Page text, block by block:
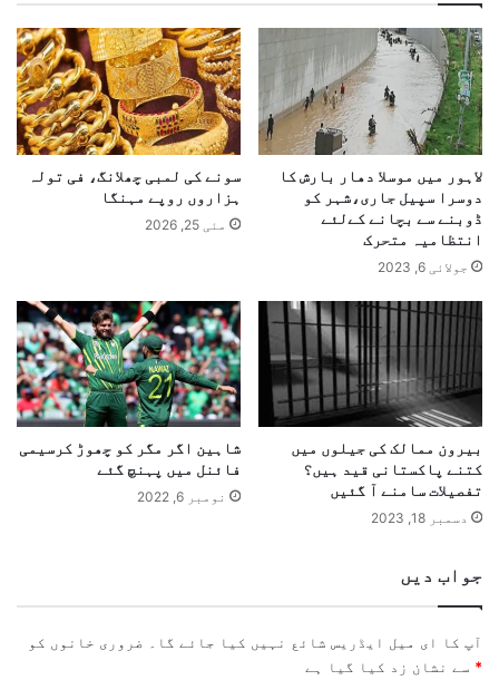
لاہور میں موسلا دھار بارش کا
دوسرا سپیل جاری،شہر کو
ڈوبنے سے بچانے کےلئے
انتظامیہ متحرک
جولائی 6, 2023
سونے کی لمبی چھلانگ، فی تولہ
ہزاروں روپے مہنگا
مئی 25, 2026
بیرون ممالک کی جیلوں میں
کتنے پاکستانی قید ہیں؟
تفصیلات سامنے آ گئیں
دسمبر 18, 2023
شاہین اگر مگر کو چھوڑ کرسیمی
فائنل میں پہنچ گئے
نومبر 6, 2022
جواب دیں
آپ کا ای میل ایڈریس شائع نہیں کیا جائے گا۔
ضروری خانوں کو
* سے نشان زد کیا گیا ہے